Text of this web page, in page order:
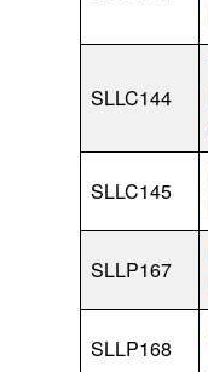
SLLC144
SLLC145
SLLP167
SLLP168